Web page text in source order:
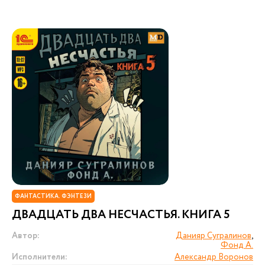
ФАНТАСТИКА. ФЭНТЕЗИ
ДВАДЦАТЬ ДВА НЕСЧАСТЬЯ. КНИГА 5
Автор: Данияр Сугралинов,
Фонд А.
Исполнители:
Александр Воронов